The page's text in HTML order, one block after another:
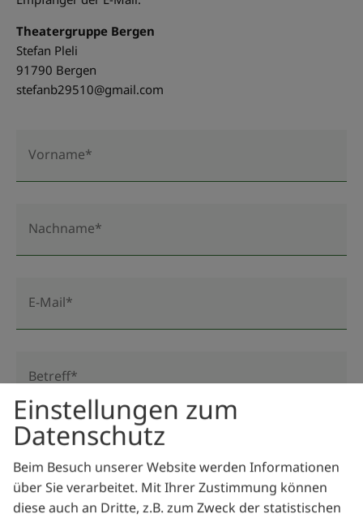
Theatergruppe Bergen
Stefan Pleli
91790 Bergen
stefanb29510@gmail.com
Vorname*
Nachname*
E-Mail*
Betreff*
Nachricht*
Einstellungen zum
Datenschutz
Beim Besuch unserer Website werden Informationen
über Sie verarbeitet. Mit Ihrer Zustimmung können
diese auch an Dritte, z.B. zum Zweck der statistischen